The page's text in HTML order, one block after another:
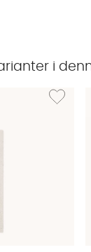
i
Lägg till i